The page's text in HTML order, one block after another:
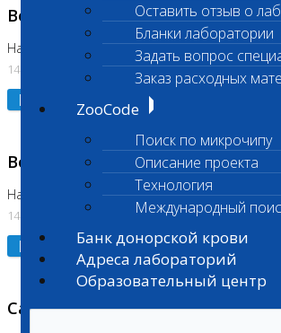
Оставить отзыв о
Бланки лаборатории
Задать вопрос
Заказ расходных
ZooCode
Поиск по микрочипу
Описание проекта
Технология
Международный
Банк донорской крови
Адреса лабораторий
Образовательный центр
Возобновлено выполнение
На Нагорной (Код 961, 962)
14.07.2026
Подробнее
Возобновлено выполнение
На Нагорной (Код 157)
14.07.2026
Подробнее
Санитарный день